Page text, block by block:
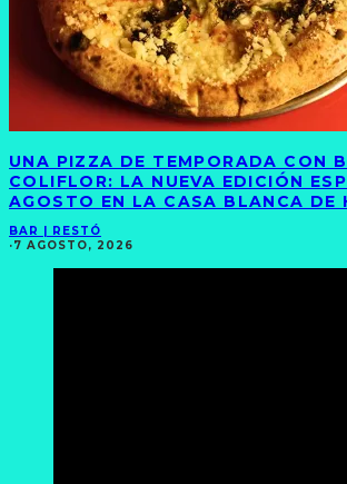
UNA PIZZA DE TEMPORADA CON
COLIFLOR: LA NUEVA EDICIÓN
AGOSTO EN LA CASA BLANCA DE
BAR | RESTÓ
·7 AGOSTO, 2026